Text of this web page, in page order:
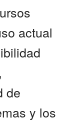
actual
de
y los